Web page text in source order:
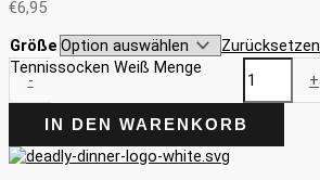
€6,95
Größe
Zurücksetzen
-
Tennissocken Weiß Menge
+
IN DEN WARENKORB